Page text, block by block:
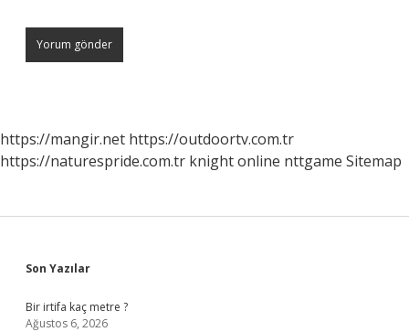
https://mangir.net https://outdoortv.com.tr
https://naturespride.com.tr knight online nttgame Sitemap
Sidebar
Son Yazılar
Bir irtifa kaç metre ?
Ağustos 6, 2026